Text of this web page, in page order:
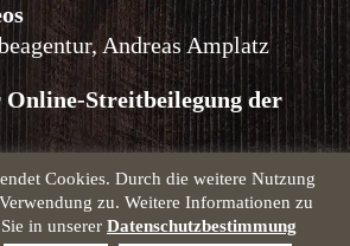
Andreas Amplatz
Streitbeilegung der
odr/
Cookies. Durch die weitere Nutzung
zu. Weitere Informationen zu
in unserer Datenschutzbestimmung